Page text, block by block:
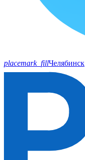
placemark_fillЧелябинск